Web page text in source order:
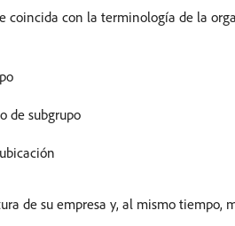
coincida con la terminología de la
de subgrupo
de su empresa y, al mismo